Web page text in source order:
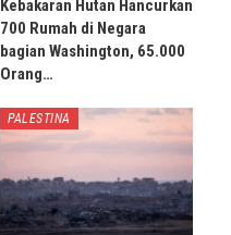
Kebakaran Hutan Hancurkan
700 Rumah di Negara
bagian Washington, 65.000
Orang…
PALESTINA